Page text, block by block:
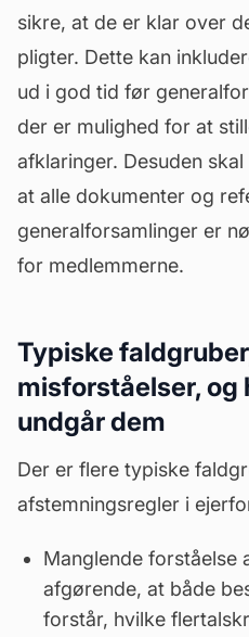
sikre, at de er klar over
pligter. Dette kan
ud i god tid før
der er mulighed for at
afklaringer. Desuden
at alle dokumenter og
generalforsamlinger er
for medlemmerne.
Typiske
misforståelser, og
undgår dem
Der er flere typiske
afstemningsregler i
Manglende forståelse
afgørende, at både
forstår, hvilke